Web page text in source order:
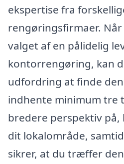
ekspertise fra
rengøringsfirmaer.
valget af en pålidelig
kontorrengøring, kan
udfordring at finde
indhente minimum tre
bredere perspektiv på,
dit lokalområde,
sikrer, at du træffer